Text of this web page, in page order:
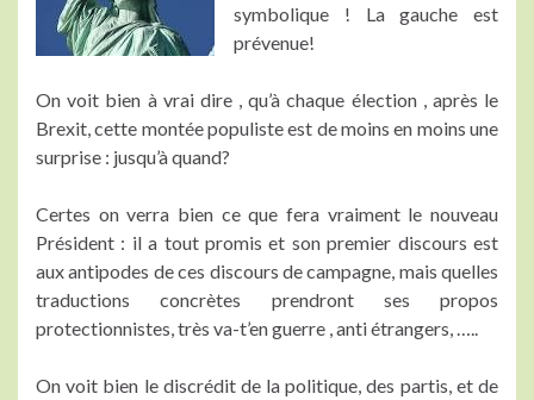
symbolique ! La gauche est
prévenue!
On voit bien à vrai dire , qu’à chaque élection , après le
Brexit, cette montée populiste est de moins en moins une
surprise : jusqu’à quand?
Certes on verra bien ce que fera vraiment le nouveau
Président : il a tout promis et son premier discours est
aux antipodes de ces discours de campagne, mais quelles
traductions concrètes prendront ses propos
protectionnistes, très va-t’en guerre , anti étrangers, …..
On voit bien le discrédit de la politique, des partis, et de